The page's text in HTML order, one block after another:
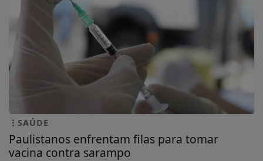
SAÚDE
Paulistanos enfrentam filas para tomar
vacina contra sarampo